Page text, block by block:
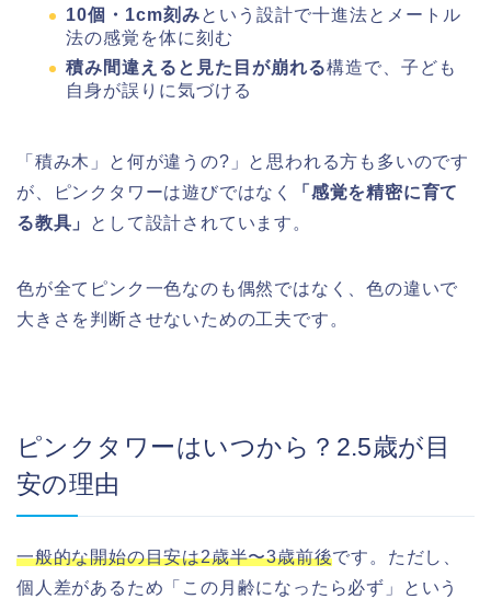
10個・1cm刻みという設計で十進法とメートル
法の感覚を体に刻む
積み間違えると見た目が崩れる構造で、子ども
自身が誤りに気づける
「積み木」と何が違うの?」と思われる方も多いのです
が、ピンクタワーは遊びではなく
「感覚を精密に育て
る教具」
として設計されています。
色が全てピンク一色なのも偶然ではなく、色の違いで
大きさを判断させないための工夫です。
ピンクタワーはいつから？2.5歳が目
安の理由
一般的な開始の目安は2歳半〜3歳前後です。ただし、
個人差があるため「この月齢になったら必ず」という